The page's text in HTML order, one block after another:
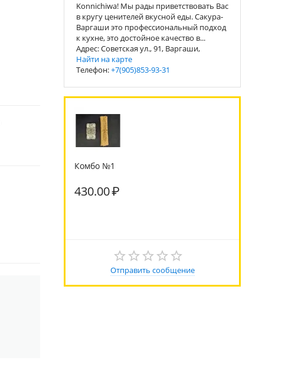
Konnichiwa! Мы рады приветствовать Вас
в кругу ценителей вкусной еды. Сакура-
Варгаши это профессиональный подход
к кухне, это достойное качество в...
Адрес: Советская ул., 91, Варгаши,
Найти на карте
Телефон:+7(905)853-93-31
Комбо №1
430.00₽
Отправить сообщение